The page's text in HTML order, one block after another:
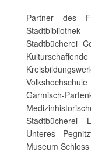
Partner des
Stadtbücherei
Garmisch-
Stadtbücherei
Unteres
Museum